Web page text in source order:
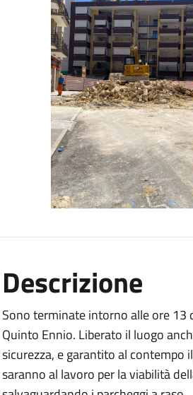
Descrizione
Sono terminate intorno alle ore 13
Quinto Ennio. Liberato il luogo
sicurezza, e garantito al contempo
saranno al lavoro per la viabilità